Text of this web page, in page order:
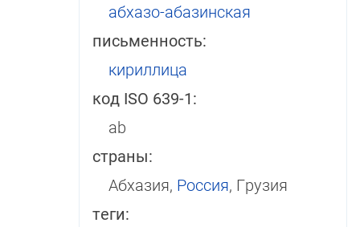
аб­ха­зо-аба­зин­ская
письменность:
кириллица
код ISO 639-1:
ab
страны:
Абхазия, Россия, Грузия
теги: